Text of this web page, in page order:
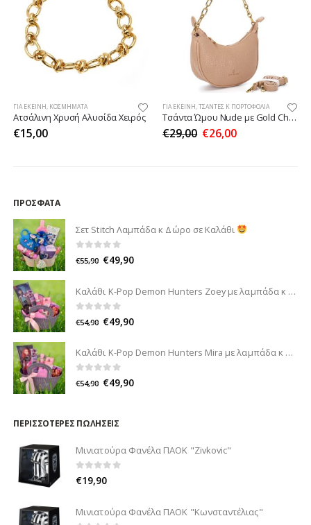
ΓΙΑ ΕΚΕΊΝΗ, ΚΟΣΜΉΜΑΤΑ
Ατσάλινη Χρυσή Αλυσίδα Χειρός
€15,00
ΓΙΑ ΕΚΕΊΝΗ,ΤΣΆΝΤΕΣ Κ ΠΟΡΤΟΦΌΛΙΑ
Τσάντα Ώμου Nude με Gold Chain
€29,00 €26,00
ΠΡΌΣΦΑΤΑ
Σετ Stitch Λαμπάδα κ Δώρο σε Καλάθι
out of 5
€55,90 €49,90
Καλάθι K-Pop Demon Hunters Zoey με λαμπάδα κ δώρο
out of 5
€54,90 €49,90
Καλάθι K-Pop Demon Hunters Mira με λαμπάδα κ δώρο
out of 5
€54,90 €49,90
ΠΕΡΙΣΣΌΤΕΡΕΣ ΠΩΛΉΣΕΙΣ
Μινιατούρα Φανέλα ΠΑΟΚ "Zivkovic"
0out of 5
€19,90
Μινιατούρα Φανέλα ΠΑΟΚ "Κωνσταντέλιας"